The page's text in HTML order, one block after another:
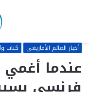
أخبار العالم الأمازيغي كتاب
عندما